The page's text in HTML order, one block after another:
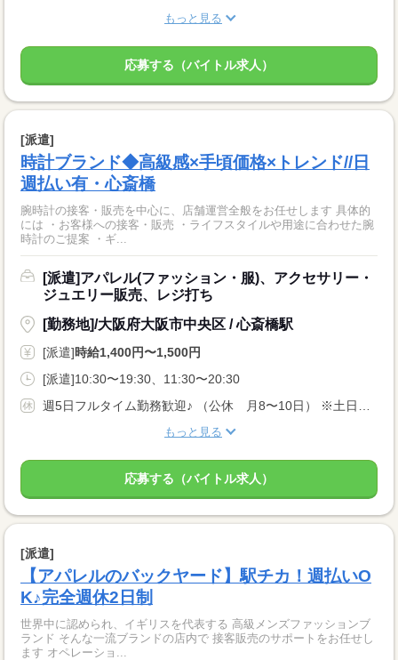
もっと見る
応募する（バイトル求人）
[派遣]
時計ブランド◆高級感×手頃価格×トレンド//日
週払い有・心斎橋
腕時計の接客・販売を中心に、店舗運営全般をお任せします 具体的
には ・お客様への接客・販売 ・ライフスタイルや用途に合わせた腕
時計のご提案 ・ギ...
[派遣]アパレル(ファッション・服)、アクセサリー・
ジュエリー販売、レジ打ち
[勤務地]/大阪府大阪市中央区 / 心斎橋駅
[派遣]時給1,400円〜1,500円
[派遣]10:30〜19:30、11:30〜20:30
もっと見る
応募する（バイトル求人）
[派遣]
【アパレルのバックヤード】駅チカ！週払いO
K♪完全週休2日制
世界中に認められ、イギリスを代表する 高級メンズファッションブ
ランド そんな一流ブランドの店内で 接客販売のサポートをお任せし
ます オペレーショ...